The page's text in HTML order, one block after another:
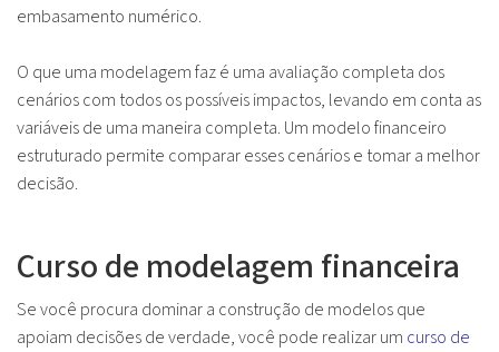
embasamento numérico.
O que uma modelagem faz é uma avaliação completa dos
cenários com todos os possíveis impactos, levando em conta as
variáveis de uma maneira completa. Um modelo financeiro
estruturado permite comparar esses cenários e tomar a melhor
decisão.
Curso de modelagem financeira
Se você procura dominar a construção de modelos que
apoiam decisões de verdade, você pode realizar um curso de